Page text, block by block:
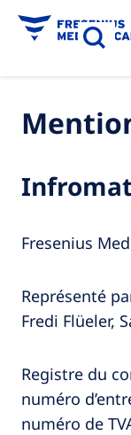
Fresenius
Représenté
Fredi Flüeler,
Registre du
numéro
numéro de